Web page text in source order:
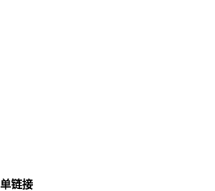
链接